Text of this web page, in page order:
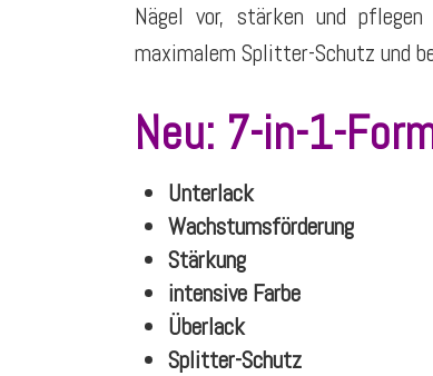
Nägel vor, stärken und
maximalem Splitter-Schutz und
Neu: 7-in-1-
Unterlack
Wachstumsförderung
Stärkung
intensive Farbe
Überlack
Splitter-Schutz